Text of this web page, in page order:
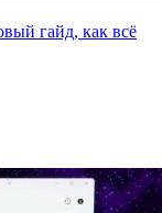
гайд, как всё